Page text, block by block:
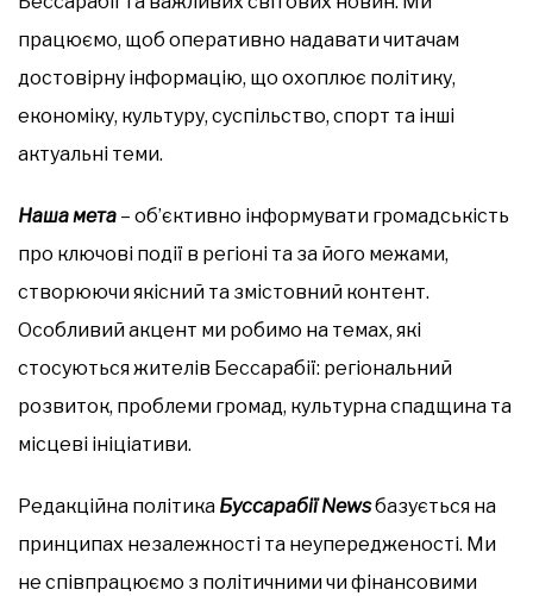
працюємо, щоб оперативно надавати читачам
достовірну інформацію, що охоплює політику,
економіку, культуру, суспільство, спорт та інші
актуальні теми.
Наша мета – об’єктивно інформувати громадськість
про ключові події в регіоні та за його межами,
створюючи якісний та змістовний контент.
Особливий акцент ми робимо на темах, які
стосуються жителів Бессарабії: регіональний
розвиток, проблеми громад, культурна спадщина та
місцеві ініціативи.
Редакційна політика Буссарабії Newsбазується на
принципах незалежності та неупередженості. Ми
не співпрацюємо з політичними чи фінансовими